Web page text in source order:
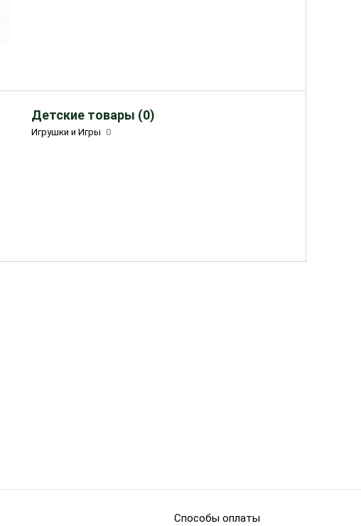
Детские товары (0)
Игрушки и Игры 0
Способы оплаты